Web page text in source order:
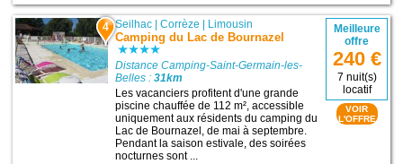
4 Seilhac |Corrèze Limousin
Camping du Lac de Bournazel
Distance Camping-Saint-Germain-les-
Belles :31km
Les vacanciers profitent d'une grande
piscine chauffée de 112 m², accessible
uniquement aux résidents du camping du
Lac de Bournazel, de mai à septembre.
Pendant la saison estivale, des soirées
nocturnes sont ...
Meilleure
offre
240 €
7 nuit(s)
locatif
VOIR
L'OFFRE